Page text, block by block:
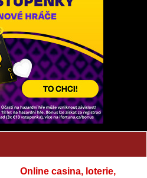
Online casina, loterie,